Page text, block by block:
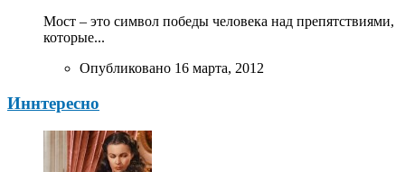
Мост – это символ победы человека над препятствиями,
которые...
Опубликовано 16 марта, 2012
Иннтересно